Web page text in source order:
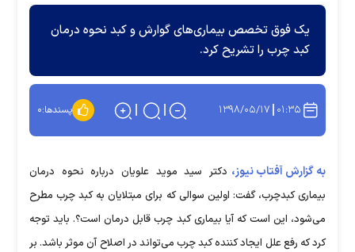
یک فوق تخصص بیماری‌های گوارش و کبد نحوه درمان
کبد چرب را تشریح کرد.
۰۱:۳۵ ۱۳۹۸/۰۵/۱۷ پسندها:۰
به گزارش آفتاب نیوز، دکتر سید موید علویان درباره نحوه درمان
بیماری کبدچرب، گفت: اولین سوالی که برای مبتلایان به کبد چرب مطرح
می‌شود، این است که آیا بیماری کبد چرب قابل درمان است؟. باید توجه
کرد که رفع علل ایجاد کننده کبد چرب می‌تواند در اصلاح آن موثر باشد. بر